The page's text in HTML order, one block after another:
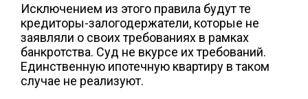
Исключением из этого правила будут те
кредиторы-залогодержатели, которые не
заявляли о своих требованиях в рамках
банкротства. Суд не вкурсе их требований.
Единственную ипотечную квартиру в таком
случае не реализуют.